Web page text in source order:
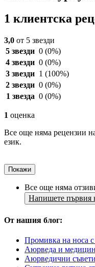
1 клиентска
3,0 от 5 звезди
5 звезди 0 (0%)
4 звезди 0 (0%)
3 звезди 1 (100%)
2 звезди 0 (0%)
1 звезда 0 (0%)
1 оценка
Все още няма рецензии
език.
Покажи
Все още няма
Напишете първия
От нашия блог:
Промивка на носа
Аюрведа и
Аюрведични